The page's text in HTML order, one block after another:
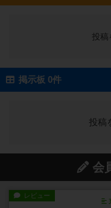
投稿
掲示板 0件
投稿
会
レビュー